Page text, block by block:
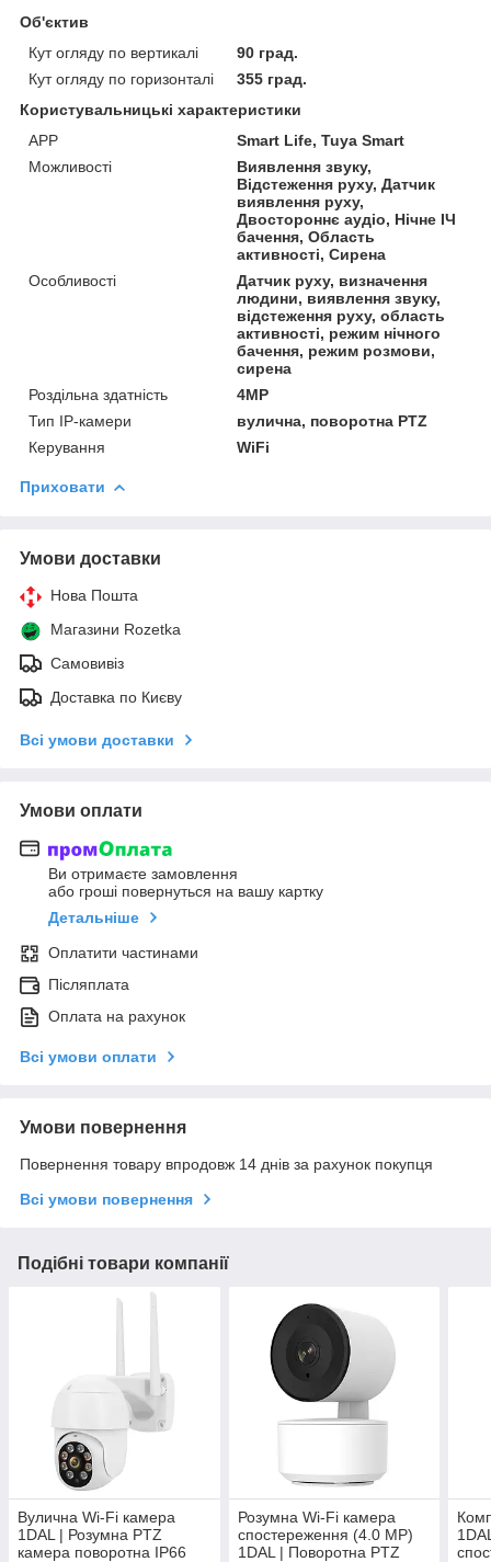
Об'єктив
Кут огляду по вертикалі
90 град.
Кут огляду по горизонталі
355 град.
Користувальницькі характеристики
АРР
Smart Life, Tuya Smart
Можливості
Виявлення звуку,
Відстеження руху, Датчик
виявлення руху,
Двостороннє аудіо, Нічне ІЧ
бачення, Область
активності, Сирена
Особливості
Датчик руху, визначення
людини, виявлення звуку,
відстеження руху, область
активності, режим нічного
бачення, режим розмови,
сирена
Роздільна здатність
4MP
Тип IP-камери
вулична, поворотна PTZ
Керування
WiFi
Приховати
Умови доставки
Нова Пошта
Магазини Rozetka
Самовивіз
Доставка по Києву
Всі умови доставки
Умови оплати
Ви отримаєте замовлення
або гроші повернуться на вашу картку
Детальніше
Оплатити частинами
Післяплата
Оплата на рахунок
Всі умови оплати
Умови повернення
Повернення товару впродовж 14 днів за рахунок покупця
Всі умови повернення
Подібні товари компанії
Вулична Wi-Fi камера
1DAL | Розумна PTZ
камера поворотна IP66
Розумна Wi-Fi камера
спостереження (4.0 MP)
1DAL | Поворотна PTZ